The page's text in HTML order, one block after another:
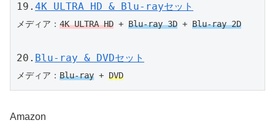
19. 4K ULTRA HD & Blu-rayセット
メディア： 4K ULTRA HD + Blu-ray 3D + Blu-ray 2D
20. Blu-ray & DVDセット
メディア： Blu-ray + DVD
Amazon